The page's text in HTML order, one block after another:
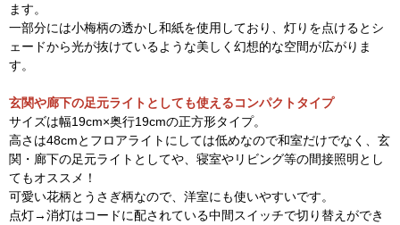
ます。
一部分には小梅柄の透かし和紙を使用しており、灯りを点けるとシ
ェードから光が抜けているような美しく幻想的な空間が広がりま
す。
玄関や廊下の足元ライトとしても使えるコンパクトタイプ
サイズは幅19cm×奥行19cmの正方形タイプ。
高さは48cmとフロアライトにしては低めなので和室だけでなく、玄
関・廊下の足元ライトとしてや、寝室やリビング等の間接照明とし
てもオススメ！
可愛い花柄とうさぎ柄なので、洋室にも使いやすいです。
点灯→消灯はコードに配されている中間スイッチで切り替えができ